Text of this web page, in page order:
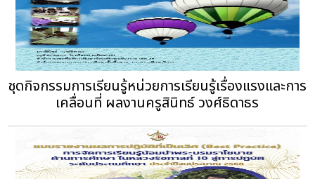
ชุดกิจกรรมการเรียนรู้หน่วยการเรียนรู้เรื่องแรงและการ
เคลื่อนที่ ผลงานครูสินิทธ์ วงศ์ธิดาธร